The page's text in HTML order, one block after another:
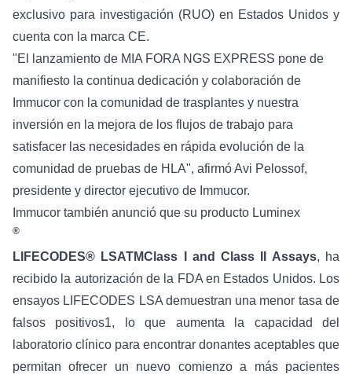
exclusivo para investigación (RUO) en Estados Unidos y
cuenta con la marca CE.
"El lanzamiento de MIA FORA NGS EXPRESS pone de
manifiesto la continua dedicación y colaboración de
Immucor con la comunidad de trasplantes y nuestra
inversión en la mejora de los flujos de trabajo para
satisfacer las necesidades en rápida evolución de la
comunidad de pruebas de HLA", afirmó Avi Pelossof,
presidente y director ejecutivo de Immucor.
Immucor también anunció que su producto Luminex
®
LIFECODES® LSATMClass I and Class II Assays, ha
recibido la autorización de la FDA en Estados Unidos. Los
ensayos LIFECODES LSA demuestran una menor tasa de
falsos positivos1, lo que aumenta la capacidad del
laboratorio clínico para encontrar donantes aceptables que
permitan ofrecer un nuevo comienzo a más pacientes